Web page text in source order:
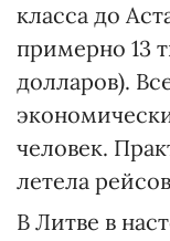
класса до
примерно 13
долларов).
человек.
летела
В Литве в